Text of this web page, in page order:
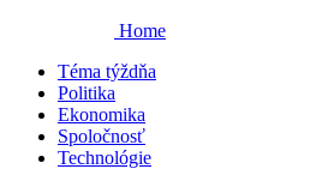
Home
Téma týždňa
Politika
Ekonomika
Spoločnosť
Technológie